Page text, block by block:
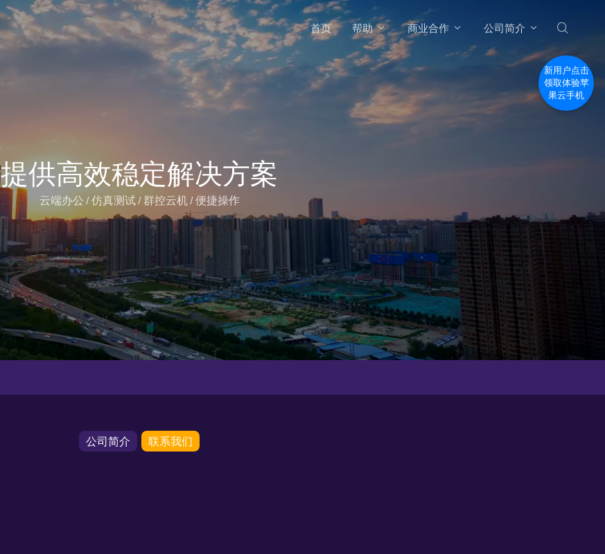
新用户点击
领取体验苹
果云手机
首页 帮助 商业合作 公司简介
提供高效稳定解决方案
云端办公 / 仿真测试 / 群控云机 / 便捷操作
公司简介 联系我们